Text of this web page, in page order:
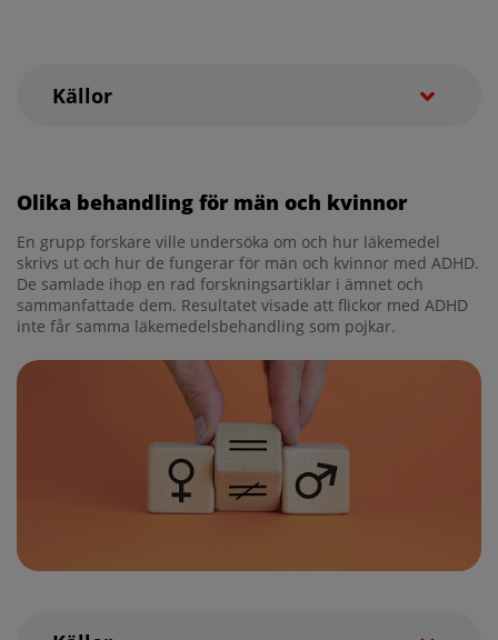
Källor
E, Gudjonsson G, Hill P, Hollingdale J, Kilic O, Lloyd
Skirrow C, Tierney K, van Rensburg K, Woodhouse
E. Females with ADHD: An expert consensus
statement taking a lifespan approach providing
guidance for the identification and treatment of
attention-deficit/hyperactivity disorder in girls
Olika behandling för män och kvinnor
En grupp forskare ville undersöka om och hur läkemedel
skrivs ut och hur de fungerar för män och kvinnor med ADHD.
De samlade ihop en rad forskningsartiklar i ämnet och
sammanfattade dem. Resultatet visade att flickor med ADHD
inte får samma läkemedelsbehandling som pojkar.